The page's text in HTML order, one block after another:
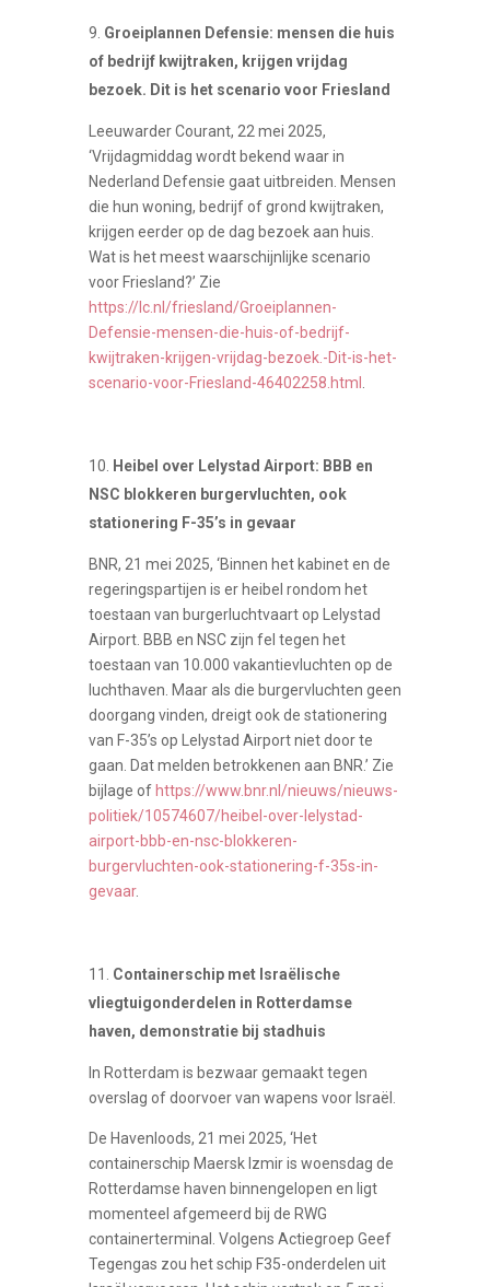
Groeiplannen Defensie: mensen die huis
of bedrijf kwijtraken, krijgen vrijdag
bezoek. Dit is het scenario voor Friesland
Leeuwarder Courant, 22 mei 2025,
‘Vrijdagmiddag wordt bekend waar in
Nederland Defensie gaat uitbreiden. Mensen
die hun woning, bedrijf of grond kwijtraken,
krijgen eerder op de dag bezoek aan huis.
Wat is het meest waarschijnlijke scenario
voor Friesland?’ Zie
https://lc.nl/friesland/Groeiplannen-
Defensie-mensen-die-huis-of-bedrijf-
kwijtraken-krijgen-vrijdag-bezoek.-Dit-is-het-
scenario-voor-Friesland-46402258.html
Heibel over Lelystad Airport: BBB en
NSC blokkeren burgervluchten, ook
stationering F-35’s in gevaar
BNR, 21 mei 2025, ‘Binnen het kabinet en de
regeringspartijen is er heibel rondom het
toestaan van burgerluchtvaart op Lelystad
Airport. BBB en NSC zijn fel tegen het
toestaan van 10.000 vakantievluchten op de
luchthaven. Maar als die burgervluchten geen
doorgang vinden, dreigt ook de stationering
van F-35’s op Lelystad Airport niet door te
gaan. Dat melden betrokkenen aan BNR.’ Zie
bijlage of https://www.bnr.nl/nieuws/nieuws-
politiek/10574607/heibel-over-lelystad-
airport-bbb-en-nsc-blokkeren-
burgervluchten-ook-stationering-f-35s-in-
gevaar.
Containerschip met Israëlische
vliegtuigonderdelen in Rotterdamse
haven, demonstratie bij stadhuis
In Rotterdam is bezwaar gemaakt tegen
overslag of doorvoer van wapens voor Israël.
De Havenloods, 21 mei 2025, ‘Het
containerschip Maersk Izmir is woensdag de
Rotterdamse haven binnengelopen en ligt
momenteel afgemeerd bij de RWG
containerterminal. Volgens Actiegroep Geef
Tegengas zou het schip F35-onderdelen uit